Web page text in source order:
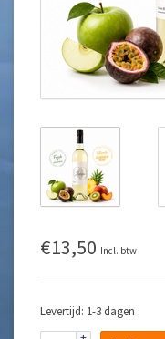
€13,50 Incl. btw
Levertijd: 1-3 dagen